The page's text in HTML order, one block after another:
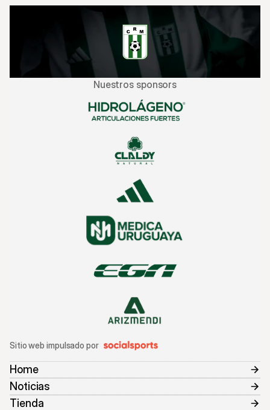
Nuestros sponsors
Sitio web impulsado por
Home
Noticias
Tienda